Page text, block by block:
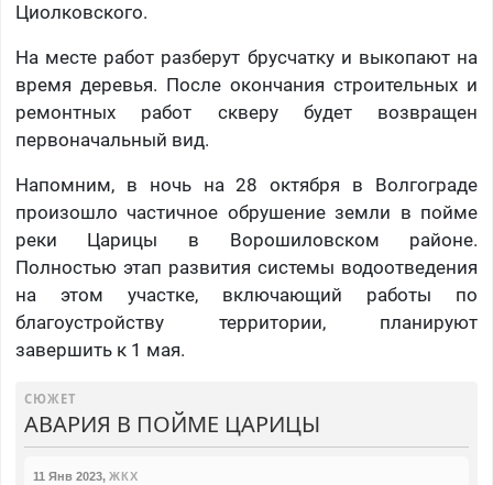
Циолковского.
На месте работ разберут брусчатку и выкопают на
время деревья. После окончания строительных и
ремонтных работ скверу будет возвращен
первоначальный вид.
Напомним, в ночь на 28 октября в Волгограде
произошло частичное обрушение земли в пойме
реки Царицы в Ворошиловском районе.
Полностью этап развития системы водоотведения
на этом участке, включающий работы по
благоустройству территории, планируют
завершить к 1 мая.
СЮЖЕТ
АВАРИЯ В ПОЙМЕ ЦАРИЦЫ
11 Янв 2023, ЖКХ